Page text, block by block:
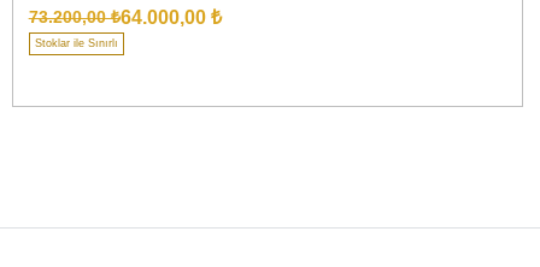
73.200,00 ₺64.000,00 ₺
Stoklar ile Sınırlı